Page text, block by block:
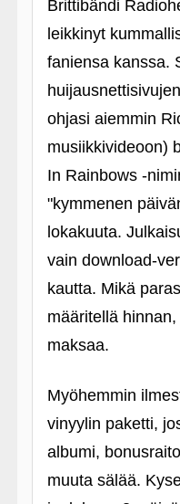
Brittibändi
leikkinyt
faniensa kanssa.
ohjasi aiemmin
musiikkivideoon)
In Rainbows
"kymmenen
lokakuuta.
vain download-
kautta. Mikä
määritellä
maksaa.
Myöhemmin
vinyylin paketti,
albumi,
muuta sälää.